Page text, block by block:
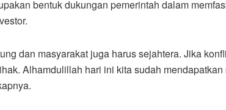
bentuk dukungan pemerintah dalam
dan masyarakat juga harus sejahtera. Jika
Alhamdulillah hari ini kita sudah